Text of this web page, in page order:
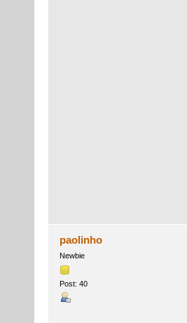
paolinho
Newbie
Post: 40